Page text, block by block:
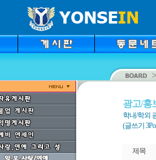
광고/홍
학내/학외
(글쓰기
제목